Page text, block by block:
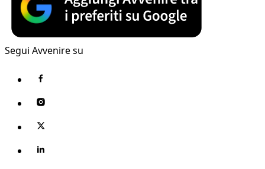
Segui Avvenire su